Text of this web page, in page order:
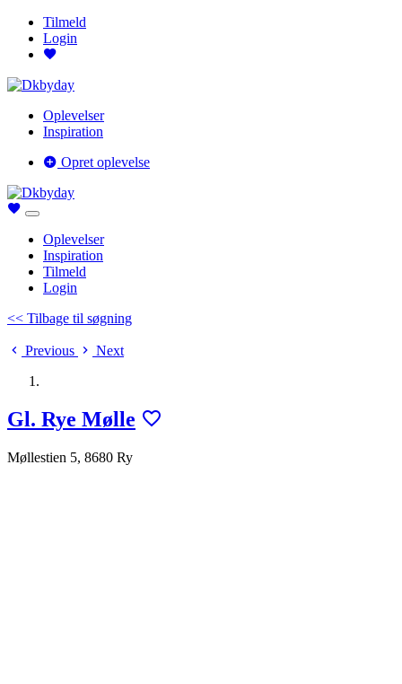
Tilmeld
Login
Oplevelser
Inspiration
Opret oplevelse
Oplevelser
Inspiration
Tilmeld
Login
<< Tilbage til søgning
Previous Next
Gl. Rye Mølle
Møllestien 5, 8680 Ry